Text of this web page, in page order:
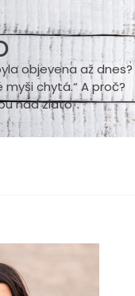
objevena až dnes?
chytá.“ A proč?
nad zlato“.